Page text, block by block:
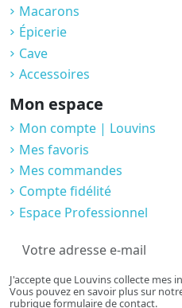
Macarons
Épicerie
Cave
Accessoires
Mon espace
Mon compte | Louvins
Mes favoris
Mes commandes
Compte fidélité
Espace Professionnel
J'accepte que Louvins collecte mes
Vous pouvez en savoir plus sur
rubrique formulaire de contact.